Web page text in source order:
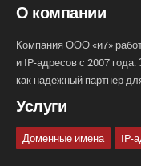
О компании
Компания ООО «и7»
и IP-адресов с 2007
как надежный партнер
Услуги
Доменные имена IP-